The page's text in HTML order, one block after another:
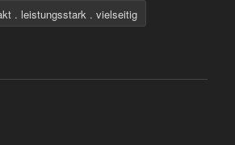
. leistungsstark . vielseitig